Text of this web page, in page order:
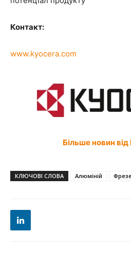
Контакт:
www.kyocera.com
Більше новин від
КЛЮЧОВІ СЛОВА Алюміній